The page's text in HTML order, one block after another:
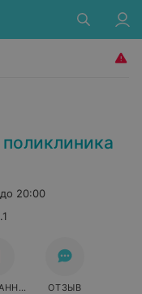
до 20:00
ОТЗЫВ